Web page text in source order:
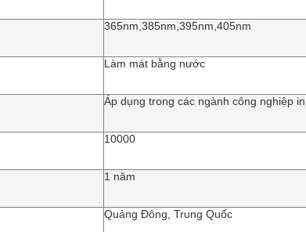
365nm,385nm,395nm,405nm
Làm mát bằng nước
Áp dụng trong các ngành công nghiệp
10000
1 năm
Quảng Đông, Trung Quốc